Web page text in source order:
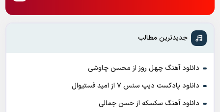
جدیدترین مطالب
دانلود آهنگ چهل روز از محسن چاوشی
دانلود پادکست ديپ سنس ۷ از اميد فستيوال
دانلود آهنگ سکسکه از حسن جمالی